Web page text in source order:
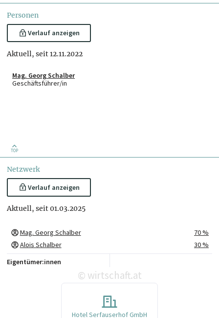
Personen
Verlauf anzeigen
Aktuell, seit 12.11.2022
Mag. Georg Schalber
Geschäftsführer/in
TOP
Netzwerk
Verlauf anzeigen
Aktuell, seit 01.03.2025
Mag. Georg Schalber
70 %
Alois Schalber
30 %
Eigentümer:innen
© wirtschaft.at
Hotel Serfauserhof GmbH